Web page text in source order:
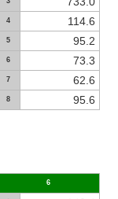
4 114.6
5 95.2
6 73.3
7 62.6
8 95.6
6